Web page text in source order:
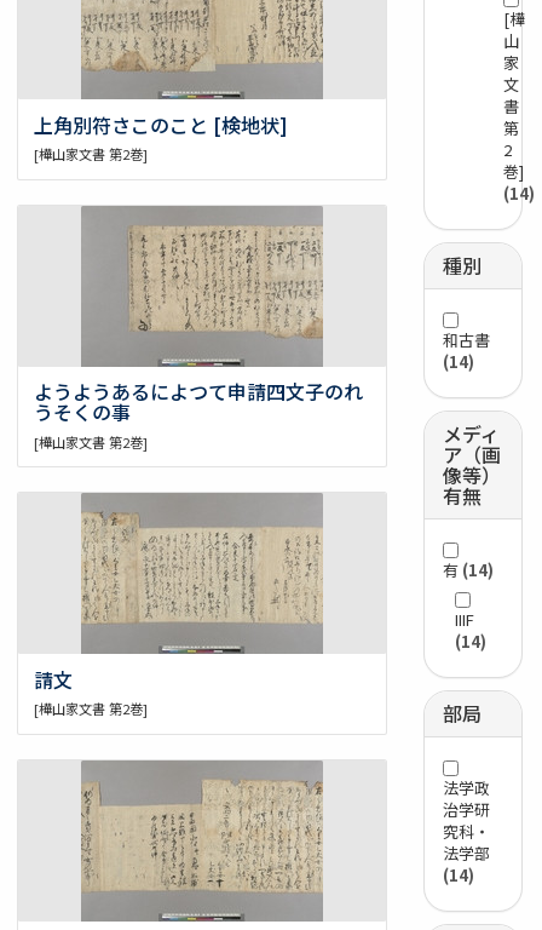
上角別符さこのこと [検地状]
[樺山家文書 第2巻]
ようようあるによつて申請四文子のれ
うそくの事
[樺山家文書 第2巻]
請文
[樺山家文書 第2巻]
[樺
山
家
文
書
第
2
巻]
(14)
種別
和古書
(14)
メディ
ア（画
像等）
有無
有 (14)
IIIF
(14)
部局
法学政
治学研
究科・
法学部
(14)